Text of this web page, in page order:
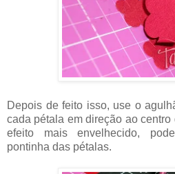
Depois de feito isso, use o
cada pétala em direção ao
efeito mais envelhecido,
pontinha das pétalas.